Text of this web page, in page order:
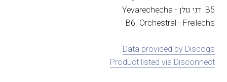
B5. דני גולן - Yevarechecha
B6. Orchestral - Freilechs
Data provided by Discogs
Product listed via Disconnect